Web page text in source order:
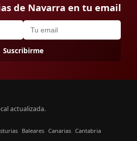
de Navarra en tu email
Suscribirme
actualizada.
Baleares Canarias Cantabria